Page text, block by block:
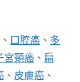
、 口腔癌 、 多
宮頸癌 、 扁
、 皮膚癌 、